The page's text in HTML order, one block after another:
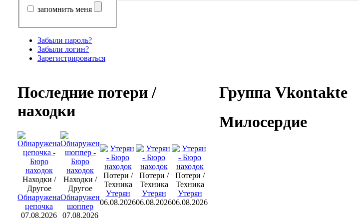
запомнить меня
Забыли пароль?
Забыли логин?
Зарегистрироваться
Последние потери /
находки
Находки /
Другое
Обнаружена
цепочка
07.08.2026
Находки /
Другое
Обнаружен
шоппер
07.08.2026
Потери /
Техника
Утерян
06.08.2026
Потери /
Техника
Утерян
06.08.2026
Потери /
Техника
Утерян
06.08.2026
Группа Vkontakte
Милосердие